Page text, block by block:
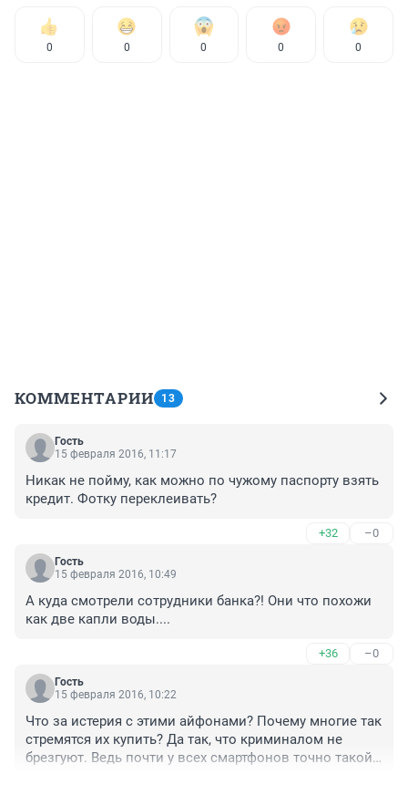
0 0 0 0 0
КОММЕНТАРИИ 13
Гость
15 февраля 2016, 11:17
Никак не пойму, как можно по чужому паспорту взять
кредит. Фотку переклеивать?
+32 –0
Гость
15 февраля 2016, 10:49
А куда смотрели сотрудники банка?! Они что похожи
как две капли воды....
+36 –0
Гость
15 февраля 2016, 10:22
Что за истерия с этими айфонами? Почему многие так
стремятся их купить? Да так, что криминалом не
брезгуют. Ведь почти у всех смартфонов точно такой